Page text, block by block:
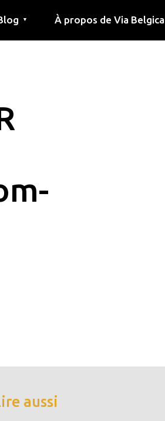
▼ À propos de Via Belgica
aussi